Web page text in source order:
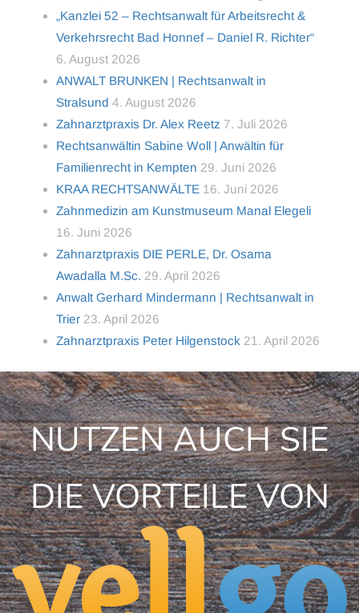
„Kanzlei 52 – Rechtsanwalt für Arbeitsrecht &
Verkehrsrecht Bad Honnef – Daniel R. Richter“
6. August 2026
ANWALT BRUNKEN | Rechtsanwalt in
Stralsund 4. August 2026
Zahnarztpraxis Dr. Alex Reetz 7. Juli 2026
Rechtsanwältin Sabine Woll | Anwältin für
Familienrecht in Kempten 29. Juni 2026
KRAA RECHTSANWÄLTE 16. Juni 2026
Zahnmedizin am Kunstmuseum Manal Elegeli
16. Juni 2026
Zahnarztpraxis DIE PERLE, Dr. Osama
Awadalla M.Sc. 29. April 2026
Anwalt Gerhard Mindermann | Rechtsanwalt in
Trier 23. April 2026
Zahnarztpraxis Peter Hilgenstock 21. April 2026
NUTZEN AUCH SIE
DIE VORTEILE VON